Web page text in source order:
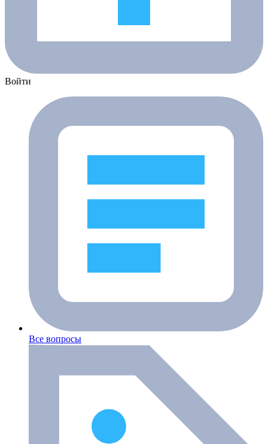
Войти
Все вопросы